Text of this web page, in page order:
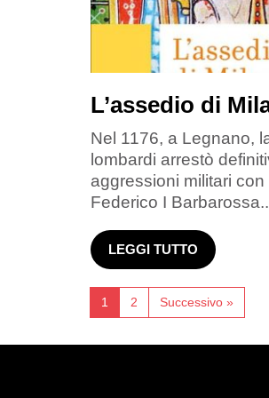
L’assedio di
Nel 1176, a Legnano,
lombardi arrestò
aggressioni militari
Federico I
LEGGI TUTTO
1 2 Successivo »